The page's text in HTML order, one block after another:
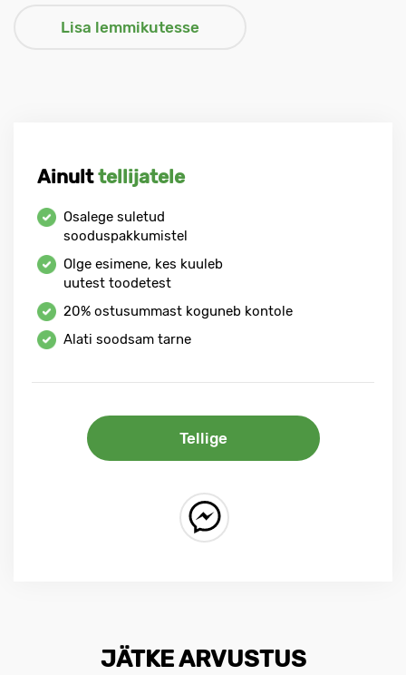
Ainulttellijatele
Osalege suletud
sooduspakkumistel
Olge esimene, kes kuuleb
uutest toodetest
20% ostusummast koguneb kontole
Alati soodsam tarne
Tellige
JÄTKE ARVUSTUS